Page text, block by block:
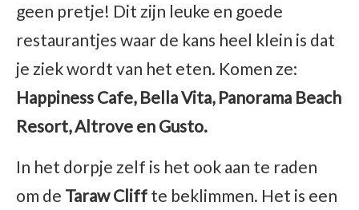
geen pretje! Dit zijn leuke en goede
restaurantjes waar de kans heel klein is dat
je ziek wordt van het eten. Komen ze:
Happiness Cafe, Bella Vita, Panorama Beach
Resort, Altrove en Gusto.
In het dorpje zelf is het ook aan te raden
om de Taraw Cliff te beklimmen. Het is een